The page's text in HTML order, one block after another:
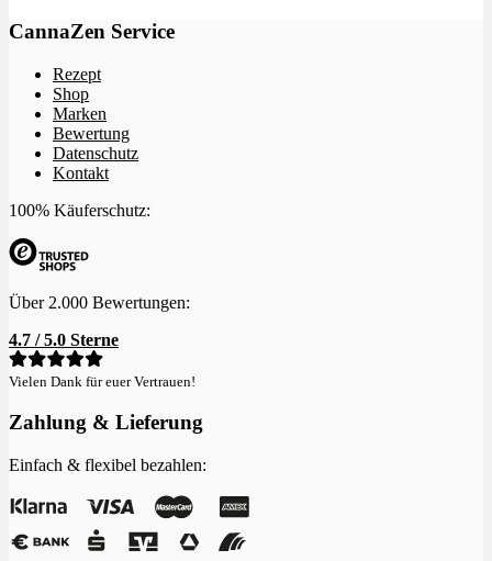
CannaZen Service
Rezept
Shop
Marken
Bewertung
Datenschutz
Kontakt
100% Käuferschutz:
Über 2.000 Bewertungen:
4.7 / 5.0 Sterne
Vielen Dank für euer Vertrauen!
Zahlung & Lieferung
Einfach & flexibel bezahlen: